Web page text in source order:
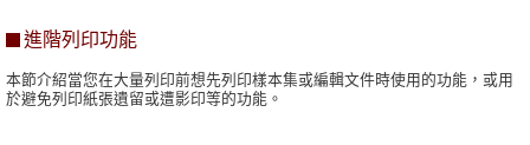
進階列印功能
本節介紹當您在大量列印前想先列印樣本集或編輯文件時使用的功能，或用
於避免列印紙張遺留或遭影印等的功能。